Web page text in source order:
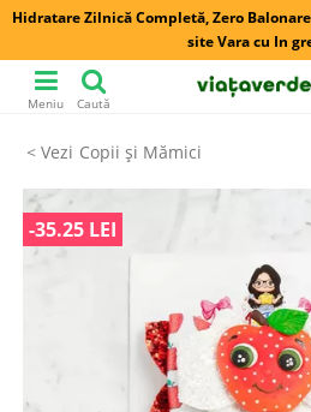
Hidratare Zilnică Completă, Zero
site Vara cu In
Meniu Caută
Copii și Mămici
-35.25 LEI